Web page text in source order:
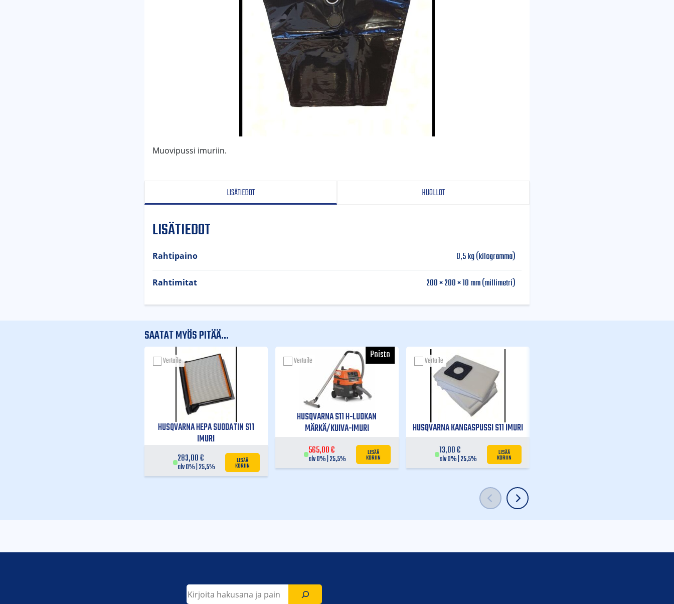
LISÄTIEDOT HUOLLOT
LISÄTIEDOT
Rahtipaino 0,5 kg (kilogramma)
Rahtimitat 200 × 200 × 10 mm (millimetri)
Muovipussi imuriin.
SAATAT MYÖS PITÄÄ...
HUSQVARNA HEPA SUODATIN S11
IMURI
283,00€
alv 0% | 25,5%
LISÄÄ
KORIIN
Vertaile
HUSQVARNA S11 H-LUOKAN
MÄRKÄ/KUIVA-IMURI
565,00€
alv 0% | 25,5%
LISÄÄ
KORIIN
Vertaile
HUSQVARNA KANGASPUSSI S11 IMURI
13,00€
alv 0% | 25,5%
LISÄÄ
KORIIN
Vertaile